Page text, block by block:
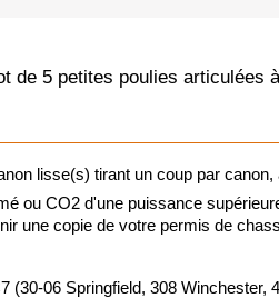
de 5 petites poulies articulées
lisse(s) tirant un coup par
ou CO2 d'une puissance
une copie de votre permis de
06 Springfield, 308